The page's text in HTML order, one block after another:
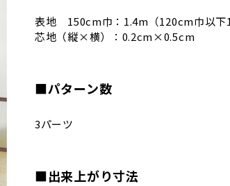
表地 150cm巾：1.4m（120cm巾以下
芯地（縦×横）：0.2cm×0.5cm
■パターン数
3パーツ
■出来上がり寸法